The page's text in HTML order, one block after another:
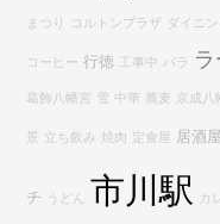
まつり コルトンプラザ ダイニ
コーヒー 行徳 工事中 バラ
葛飾八幡宮 雪 中華 蕎麦 京成八
景 立ち飲み 焼肉 定食屋 居酒屋
チ うどん 市川駅 カ